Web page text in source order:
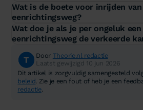
Wat is de boete voor inrijden van
eenrichtingsweg?
Wat doe je als je per ongeluk een
eenrichtingsweg de verkeerde
Door Theorie.nl redactie
Laatst gewijzigd 10 jun 2026
Dit artikel is zorgvuldig samengesteld
beleid. Zie je een fout of heb je een
redactie.